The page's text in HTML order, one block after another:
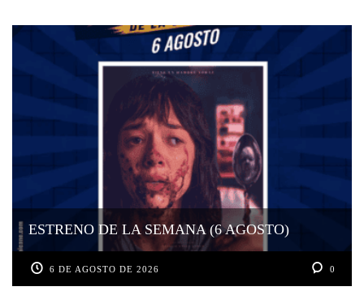
ESTRENO DE LA SEMANA (6 AGOSTO)
6 DE AGOSTO DE 2026 0